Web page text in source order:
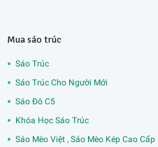
Mua sáo trúc
Sáo Trúc
Sáo Trúc Cho Người Mới
Sáo Đô C5
Khóa Học Sáo Trúc
Sáo Mèo Việt , Sáo Mèo Kép Cao